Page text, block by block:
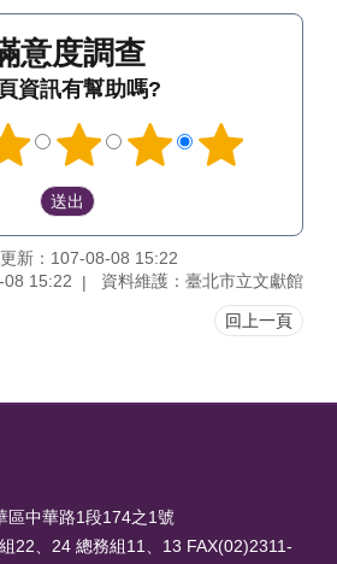
意度調查
資訊有幫助嗎?
新：107-08-08 15:22
08 15:22
資料維護：臺北市立文獻館
回上一頁
區中華路1段174之1號
22、24 總務組11、13 FAX(02)2311-